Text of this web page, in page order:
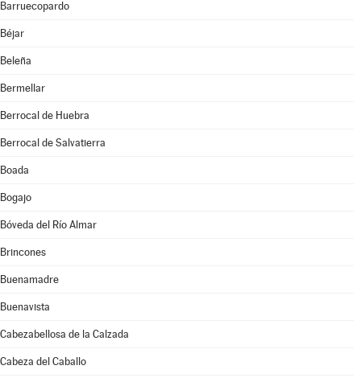
Barruecopardo
Béjar
Beleña
Bermellar
Berrocal de Huebra
Berrocal de Salvatierra
Boada
Bogajo
Bóveda del Río Almar
Brincones
Buenamadre
Buenavista
Cabezabellosa de la Calzada
Cabeza del Caballo